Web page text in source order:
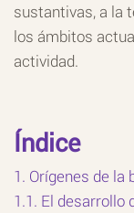
sustantivas, a la
los ámbitos
actividad.
Índice
1. Orígenes de
1.1. El desarrollo